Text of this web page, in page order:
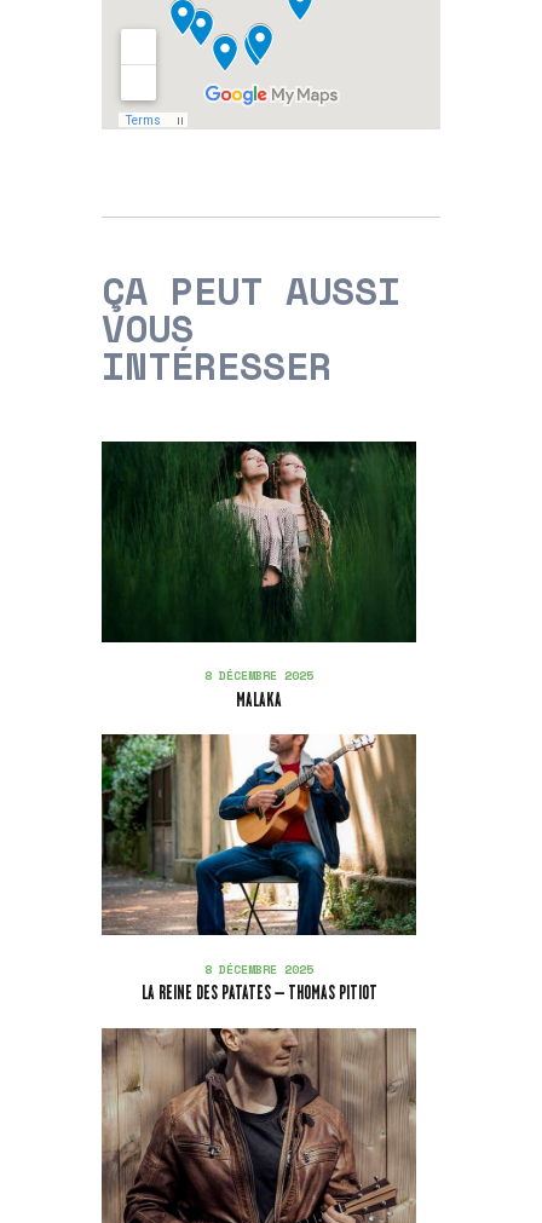
ÇA PEUT AUSSI
VOUS
INTÉRESSER
8 DÉCEMBRE 2025
MALAKA
8 DÉCEMBRE 2025
LA REINE DES PATATES – THOMAS PITIOT